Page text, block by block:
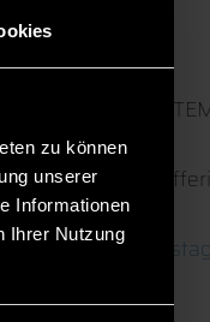
zu können
unserer
Informationen
Ihrer Nutzung
Bavaria
while also
channels: